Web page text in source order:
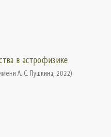
в астрофизике
А. С. Пушкина, 2022)